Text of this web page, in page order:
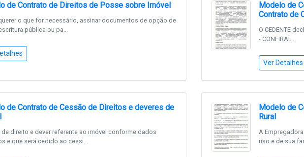
de Contrato de Direitos de Posse sobre Imóvel
o que for necessário, assinar documentos de opção de
pública ou pa...
Modelo de
Contrato de
O CEDENTE
- CONFIRA!...
Ver Detalhes
de Contrato de Cessão de Direitos e deveres de
de direito e dever referente ao imóvel conforme dados
e que será cedido ao cessi...
Modelo de
Rural
A
uso e de sua